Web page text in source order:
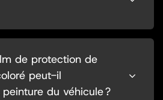
de protection de
peut-il
du véhicule ?